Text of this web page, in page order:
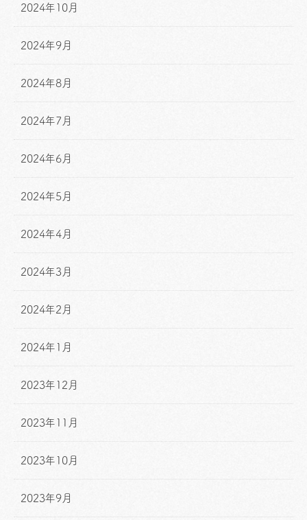
2024年10月
2024年9月
2024年8月
2024年7月
2024年6月
2024年5月
2024年4月
2024年3月
2024年2月
2024年1月
2023年12月
2023年11月
2023年10月
2023年9月